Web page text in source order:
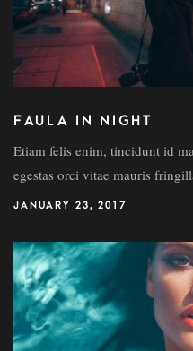
FAULA IN NIGHT
Etiam felis enim, tincidunt id
egestas orci vitae mauris
JANUARY 23, 2017